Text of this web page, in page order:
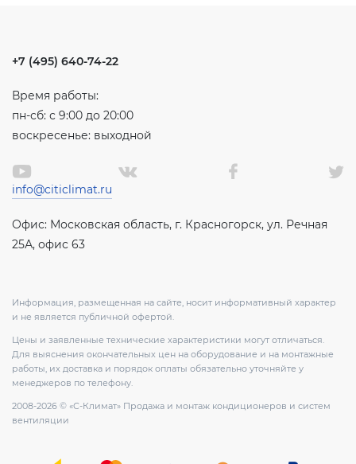
+7 (495) 640-74-22
Время работы:
пн-сб: с 9:00 до 20:00
воскресенье: выходной
info@citiclimat.ru
Офис: Московская область, г. Красногорск, ул. Речная
25А, офис 63
Информация, размещенная на сайте, носит информативный характер
и не является публичной офертой.
Цены и заявленные технические характеристики могут отличаться.
Для выяснения окончательных цен на оборудование и на монтажные
работы, их доставка и порядок оплаты обязательно уточняйте у
менеджеров по телефону.
2008-2026 © «С-Климат» Продажа и монтаж кондиционеров и систем
вентиляции